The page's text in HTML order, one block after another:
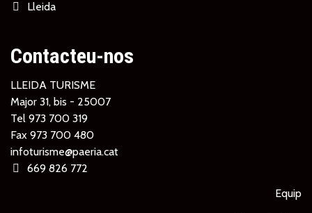
Lleida
Contacteu-nos
LLEIDA TURISME
Major 31, bis - 25007
Tel 973 700 319
Fax 973 700 480
infoturisme@paeria.cat
669 826 772
Equip